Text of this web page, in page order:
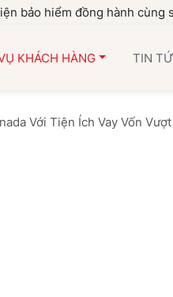
đồng hành cùng sự an toàn
KHÁCH HÀNG TIN
Với Tiện Ích Vay Vốn